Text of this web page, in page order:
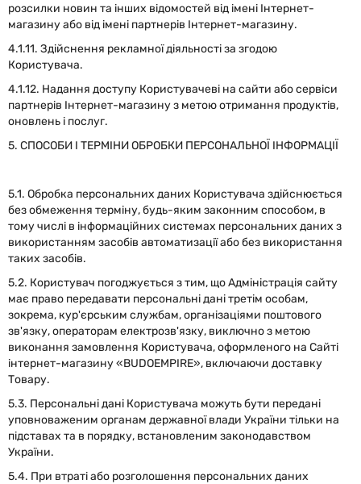
розсилки новин та інших відомостей від імені Інтернет-
магазину або від імені партнерів Інтернет-магазину.
4.1.11. Здійснення рекламної діяльності за згодою
Користувача.
4.1.12. Надання доступу Користувачеві на сайти або сервіси
партнерів Інтернет-магазину з метою отримання продуктів,
оновлень і послуг.
5. СПОСОБИ І ТЕРМІНИ ОБРОБКИ ПЕРСОНАЛЬНОЇ ІНФОРМАЦІЇ
5.1. Обробка персональних даних Користувача здійснюється
без обмеження терміну, будь-яким законним способом, в
тому числі в інформаційних системах персональних даних з
використанням засобів автоматизації або без використання
таких засобів.
5.2. Користувач погоджується з тим, що Адміністрація сайту
має право передавати персональні дані третім особам,
зокрема, кур'єрським службам, організаціями поштового
зв'язку, операторам електрозв'язку, виключно з метою
виконання замовлення Користувача, оформленого на Сайті
інтернет-магазину «BUDOEMPIRE», включаючи доставку
Товару.
5.3. Персональні дані Користувача можуть бути передані
уповноваженим органам державної влади України тільки на
підставах та в порядку, встановленим законодавством
України.
5.4. При втраті або розголошення персональних даних